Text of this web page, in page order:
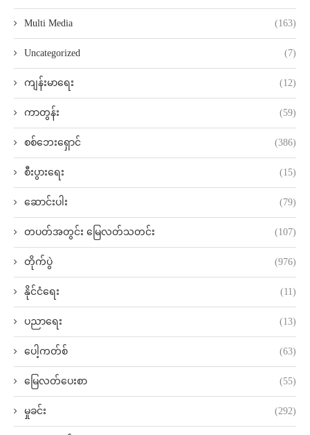
Multi Media (163)
Uncategorized (7)
ကျန်းမာရေး (12)
ကာတွန်း (59)
စစ်ဘေးရှောင် (386)
စီးပွားရေး (15)
ဆောင်းပါး (79)
တပတ်အတွင်း မြေလတ်သတင်း (107)
တိုက်ပွဲ (976)
နိုင်ငံရေး (11)
ပညာရေး (13)
ပေါ့ကတ်စ် (63)
မြေလတ်ပေးစာ (55)
မှုခင်း (292)